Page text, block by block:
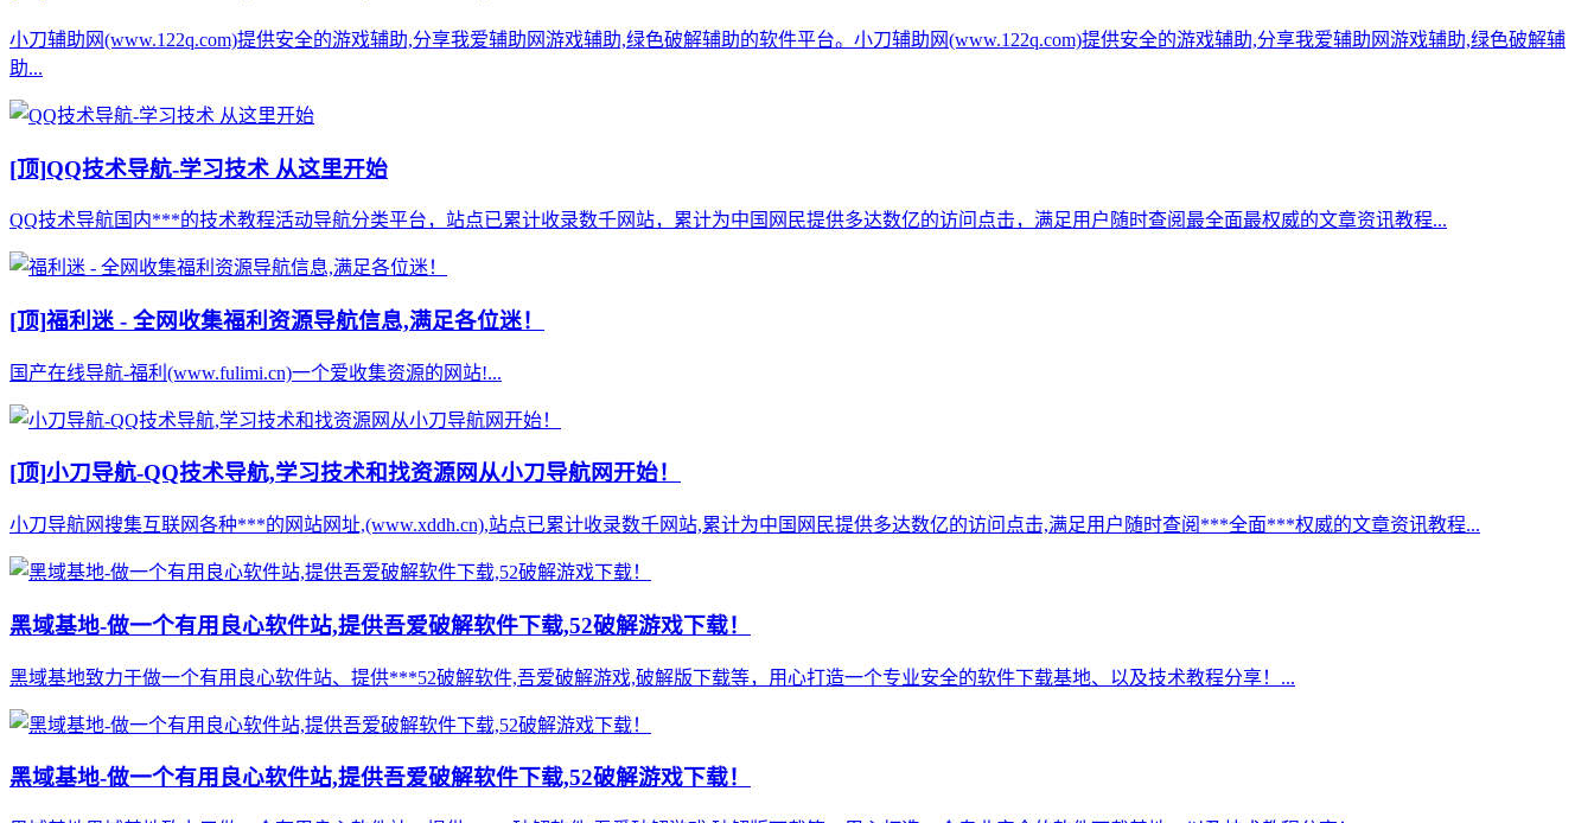
小刀辅助网(www.122q.com)提供安全的游戏辅助,分享我爱辅助网游戏辅助,绿色破解辅助的软件平台。小刀辅助网(www.122q.com)提供安全的游戏辅助,分享我爱辅助网游戏辅助,绿色破解辅
助...
[顶]QQ技术导航-学习技术 从这里开始
QQ技术导航国内***的技术教程活动导航分类平台，站点已累计收录数千网站，累计为中国网民提供多达数亿的访问点击，满足用户随时查阅最全面最权威的文章资讯教程...
[顶]福利迷 - 全网收集福利资源导航信息,满足各位迷！
国产在线导航-福利(www.fulimi.cn)一个爱收集资源的网站!...
[顶]小刀导航-QQ技术导航,学习技术和找资源网从小刀导航网开始！
小刀导航网搜集互联网各种***的网站网址,(www.xddh.cn),站点已累计收录数千网站,累计为中国网民提供多达数亿的访问点击,满足用户随时查阅***全面***权威的文章资讯教程...
黑域基地-做一个有用良心软件站,提供吾爱破解软件下载,52破解游戏下载！
黑域基地致力于做一个有用良心软件站、提供***52破解软件,吾爱破解游戏,破解版下载等，用心打造一个专业安全的软件下载基地、以及技术教程分享！...
黑域基地-做一个有用良心软件站,提供吾爱破解软件下载,52破解游戏下载！